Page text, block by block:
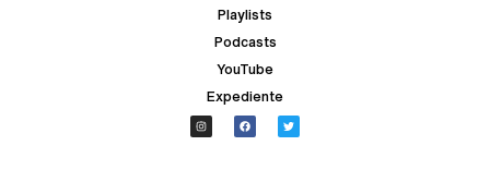
Playlists
Podcasts
YouTube
Expediente